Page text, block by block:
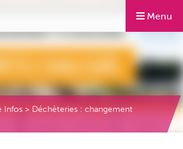
Menu
Infos > Déchèteries : changement